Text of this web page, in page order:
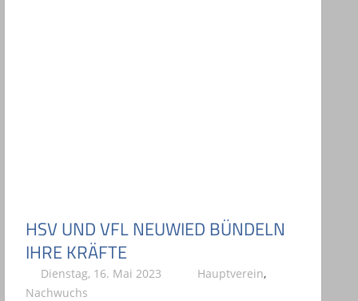
HSV UND VFL NEUWIED BÜNDELN
IHRE KRÄFTE
Dienstag, 16. Mai 2023 Stephan P.
Hauptverein,
Nachwuchs